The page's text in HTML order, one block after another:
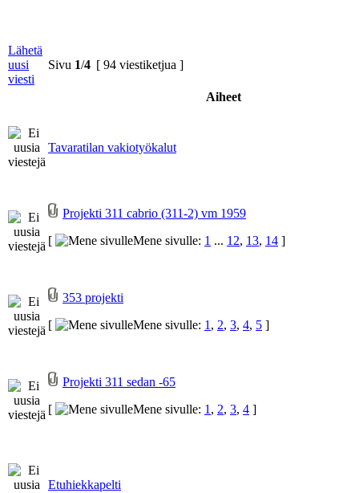
Lähetä
uusi
viesti
Sivu 1/4 [ 94 viestiketjua ]
Aiheet
Tavaratilan vakiotyökalut
Projekti 311 cabrio (311-2) vm 1959
[
Mene sivulle: 1 ... 12, 13, 14 ]
353 projekti
[
Mene sivulle: 1, 2, 3, 4, 5 ]
Projekti 311 sedan -65
[
Mene sivulle: 1, 2, 3, 4 ]
Etuhiekkapelti